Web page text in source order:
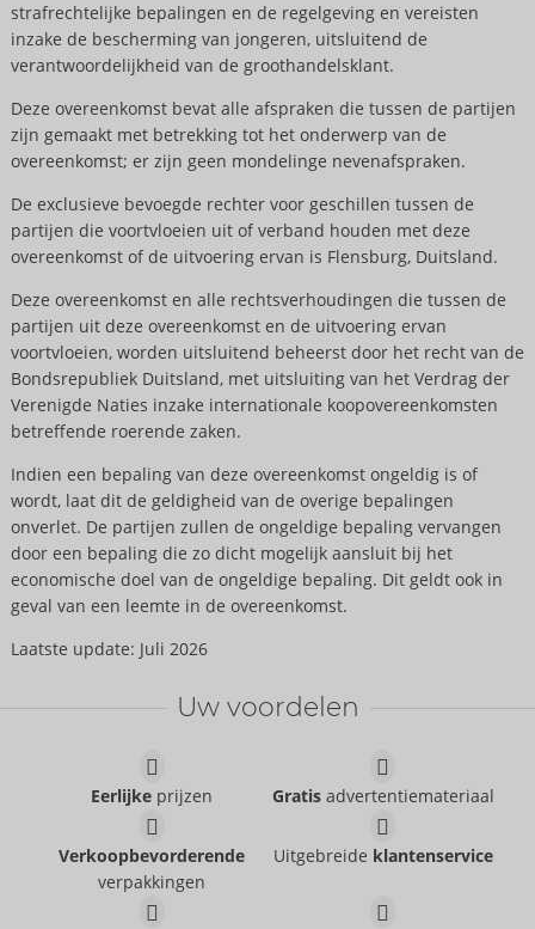
strafrechtelijke bepalingen en de regelgeving en vereisten
inzake de bescherming van jongeren, uitsluitend de
verantwoordelijkheid van de groothandelsklant.
Deze overeenkomst bevat alle afspraken die tussen de partijen
zijn gemaakt met betrekking tot het onderwerp van de
overeenkomst; er zijn geen mondelinge nevenafspraken.
De exclusieve bevoegde rechter voor geschillen tussen de
partijen die voortvloeien uit of verband houden met deze
overeenkomst of de uitvoering ervan is Flensburg, Duitsland.
Deze overeenkomst en alle rechtsverhoudingen die tussen de
partijen uit deze overeenkomst en de uitvoering ervan
voortvloeien, worden uitsluitend beheerst door het recht van de
Bondsrepubliek Duitsland, met uitsluiting van het Verdrag der
Verenigde Naties inzake internationale koopovereenkomsten
betreffende roerende zaken.
Indien een bepaling van deze overeenkomst ongeldig is of
wordt, laat dit de geldigheid van de overige bepalingen
onverlet. De partijen zullen de ongeldige bepaling vervangen
door een bepaling die zo dicht mogelijk aansluit bij het
economische doel van de ongeldige bepaling. Dit geldt ook in
geval van een leemte in de overeenkomst.
Laatste update: Juli 2026
Uw voordelen
Eerlijke prijzen Gratisadvertentiemateriaal
Verkoopbevorderende
verpakkingen
Uitgebreide klantenservice